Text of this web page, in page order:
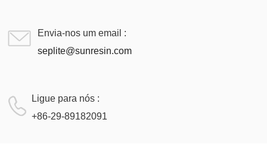
Envia-nos um email :
seplite@sunresin.com
Ligue para nós :
+86-29-89182091